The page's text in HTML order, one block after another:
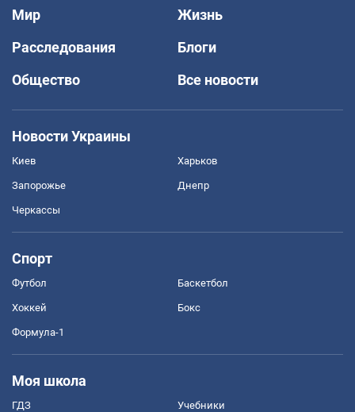
Мир
Жизнь
Расследования
Блоги
Общество
Все новости
Новости Украины
Киев Харьков
Запорожье Днепр
Черкассы
Спорт
Футбол Баскетбол
Хоккей Бокс
Формула-1
Моя школа
ГДЗ Учебники